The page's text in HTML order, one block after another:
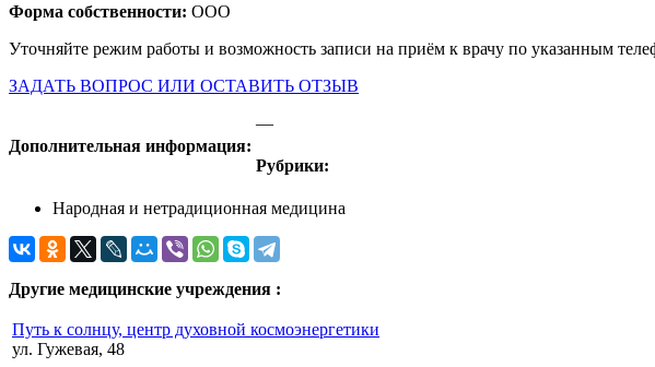
Форма собственности: ООО
Уточняйте режим работы и возможность записи на приём к врачу по указанным
ЗАДАТЬ ВОПРОС ИЛИ ОСТАВИТЬ ОТЗЫВ
Дополнительная информация:
—
Рубрики:
Народная и нетрадиционная медицина
Другие медицинские учреждения :
Путь к солнцу, центр духовной космоэнергетики
ул. Гужевая, 48